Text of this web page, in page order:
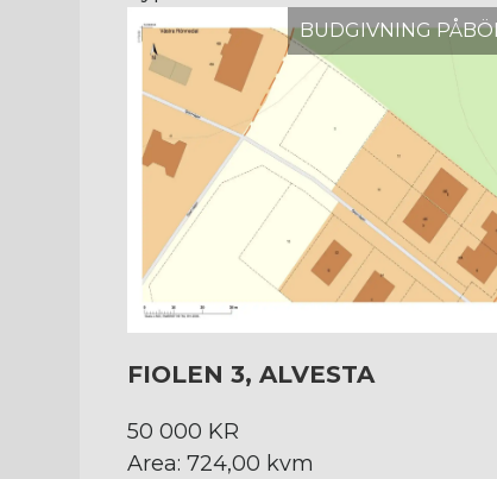
BUDGIVNING
FIOLEN 3, ALVESTA
50 000 KR
Area: 724,00 kvm